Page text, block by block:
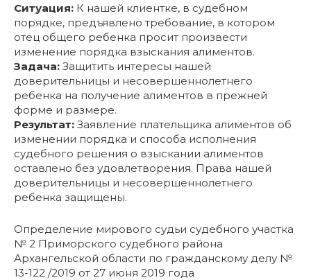
Ситуация: К нашей клиентке, в судебном
порядке, предъявлено требование, в котором
отец общего ребенка просит произвести
изменение порядка взыскания алиментов.
Задача: Защитить интересы нашей
доверительницы и несовершеннолетнего
ребенка на получение алиментов в прежней
форме и размере.
Результат: Заявление плательщика алиментов об
изменении порядка и способа исполнения
судебного решения о взыскании алиментов
оставлено без удовлетворения. Права нашей
доверительницы и несовершеннолетнего
ребенка защищены.
Определение мирового судьи судебного участка
№ 2 Приморского судебного района
Архангельской области по гражданскому делу №
13-122 /2019 от 27 июня 2019 года